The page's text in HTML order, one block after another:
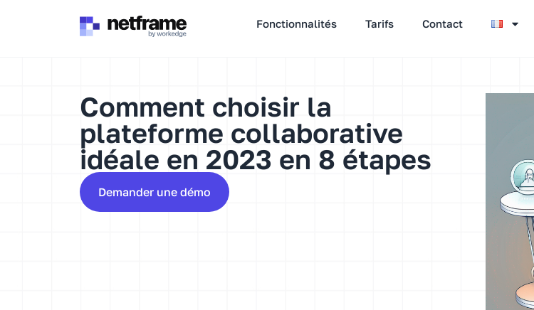
Fonctionnalités Tarifs Contact
Comment choisir la
plateforme collaborative
idéale en 2023 en 8 étapes
Demander une démo